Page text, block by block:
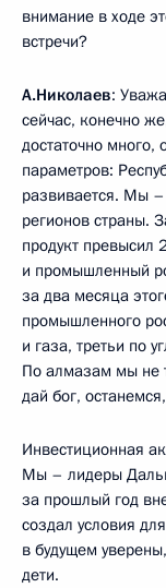
внимание в ходе
встречи?
А.Николаев:
сейчас, конечно
достаточно много,
параметров:
развивается. Мы
регионов страны.
продукт превысил
и промышленный
за два месяца
промышленного
и газа, третьи по
По алмазам мы не
дай бог,
Инвестиционная
Мы – лидеры
за прошлый год
создал условия
в будущем
дети.